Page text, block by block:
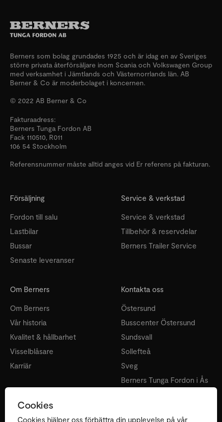
Cookies
Cookies hjälper oss förbättra din upplevelse på vår
Berners som bolag grundades 1925 och är idag en av Sveriges
större privata återförsäljare inom Scania och Volkswagen Group
med verksamhet i Jämtlands och Västernorrlands län. AB
Berner & Co är moderbolaget i koncernen.
© 2022 AB Berner & Co
Fakturaadress:
Berners Tunga Fordon AB
Fack 110510, R011
106 54 Stockholm
Referensnummer måste alltid anges vid Er referens på fakturan.
Försäljning
Fordon till salu
Lastbilar
Bussar
Senaste leveranser
Service & verkstad
Service & verkstad
Tillbehör & reservdelar
Berners Trailer Service
Om Berners
Om Berners
Vår historia
Kvalitet & hållbarhet
Visselblåsare
Karriär
Kontakta oss
Östersund
Busscenter Östersund
Sundsvall
Sollefteå
Sveg
Berners Tunga Fordon i Ås